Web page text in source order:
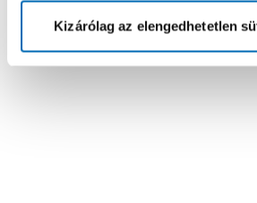
Kizárólag az elengedhetetlen